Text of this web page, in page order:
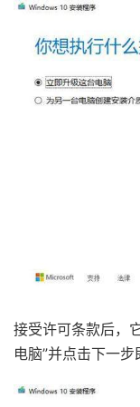
接受许可条款后，
电脑”并点击下一步